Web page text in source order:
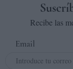
Recibe las
Email